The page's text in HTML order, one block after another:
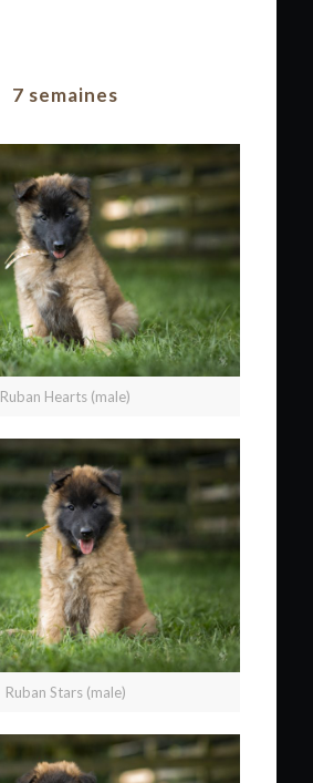
7 semaines
Ruban Hearts (male)
Ruban Stars (male)